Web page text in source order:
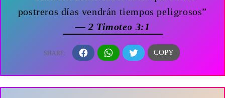
postreros días vendrán tiempos peligrosos”
— 2 Timoteo 3:1